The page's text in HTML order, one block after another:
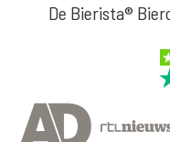
De Bierista®